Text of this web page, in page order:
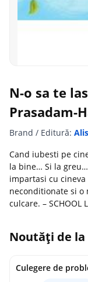
N-o sa te
Prasadam-
Brand / Editură:
Cand iubesti pe
la bine… Si la
impartasi cu
neconditionate si
culcare. – SCHOOL
Noutăți de